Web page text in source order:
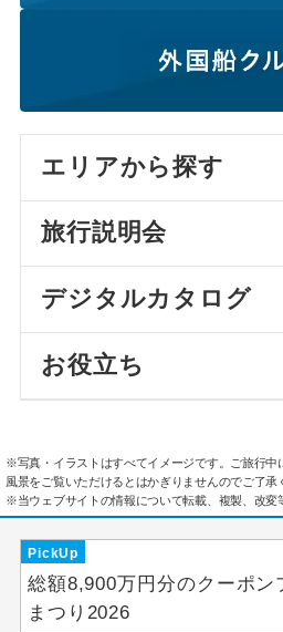
エリアから探す
旅行説明会
デジタルカタログ
お役立ち
※写真・イラストはすべてイメージです。ご旅行中
風景をご覧いただけるとはかぎりませんのでご了承
※当ウェブサイトの情報について転載、複製、改変
PickUp
総額8,900万円分のクーポン
まつり2026